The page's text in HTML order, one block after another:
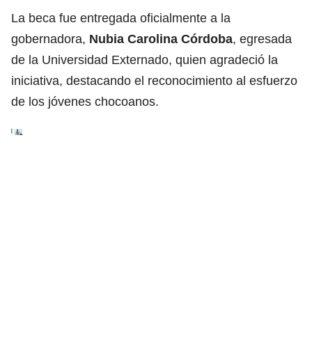
La beca fue entregada oficialmente a la
gobernadora, Nubia Carolina Córdoba, egresada
de la Universidad Externado, quien agradeció la
iniciativa, destacando el reconocimiento al esfuerzo
de los jóvenes chocoanos.